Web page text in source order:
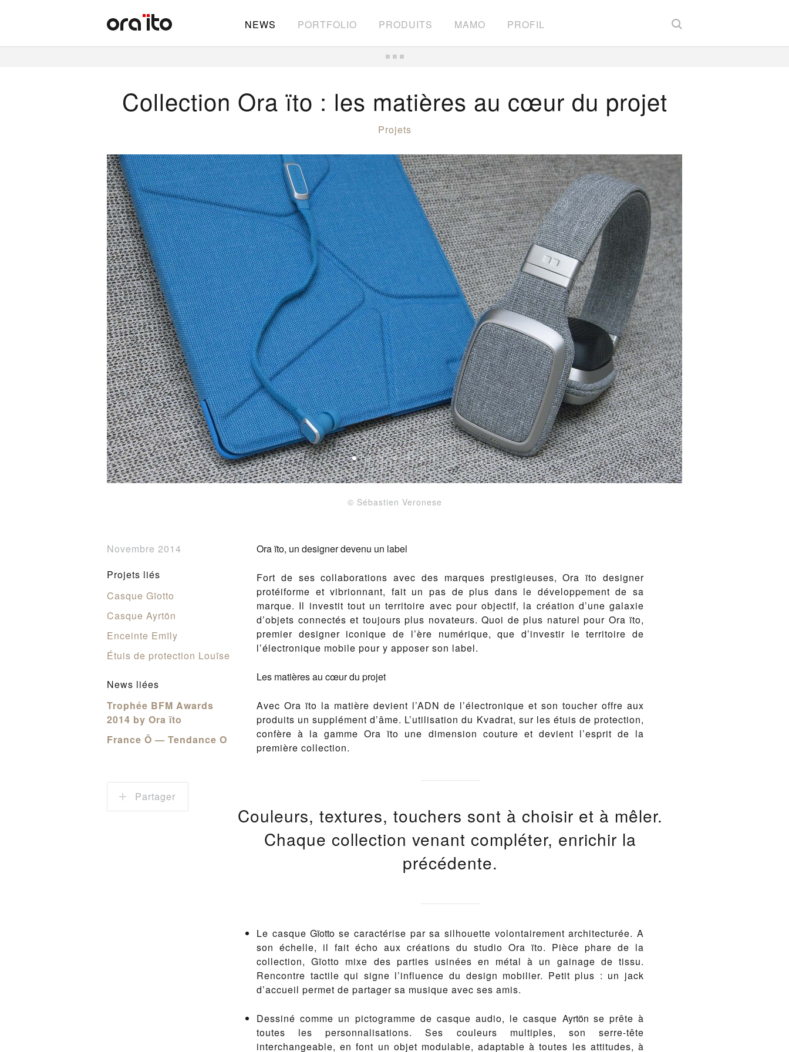
NEWS PORTFOLIO PRODUITS MAMO PROFIL
Collection Ora ïto : les matières au cœur du projet
Projets
© Sébastien Veronese
Ora ïto, un designer devenu un label
Fort de ses collaborations avec des marques prestigieuses, Ora ïto designer
protéiforme et vibrionnant, fait un pas de plus dans le développement de sa
marque. Il investit tout un territoire avec pour objectif, la création d’une galaxie
d’objets connectés et toujours plus novateurs. Quoi de plus naturel pour Ora ïto,
premier designer iconique de l’ère numérique, que d’investir le territoire de
l’électronique mobile pour y apposer son label.
Les matières au cœur du projet
Avec Ora ïto la matière devient l’ADN de l’électronique et son toucher offre aux
produits un supplément d’âme. L’utilisation du Kvadrat, sur les étuis de protection,
confère à la gamme Ora ïto une dimension couture et devient l’esprit de la
première collection.
Couleurs, textures, touchers sont à choisir et à mêler.
Chaque collection venant compléter, enrichir la
précédente.
Le casqueGïotto se caractérise par sa silhouette volontairement architecturée. A
son échelle, il fait écho aux créations du studio Ora ïto. Pièce phare de la
collection, Gïotto mixe des parties usinées en métal à un gainage de tissu.
Rencontre tactile qui signe l’influence du design mobilier. Petit plus : un jack
d’accueil permet de partager sa musique avec ses amis.
Dessiné comme un pictogramme de casque audio, le casque Ayrtön se prête à
toutes les personnalisations. Ses couleurs multiples, son serre-tête
interchangeable, en font un objet modulable, adaptable à toutes les attitudes, à
Novembre 2014
Projets liés
Casque Gïotto
Casque Ayrtön
Enceinte Emïly
Étuis de protection Louïse
News liées
Trophée BFM Awards
2014 by Ora ïto
France Ô — Tendance O
Partager